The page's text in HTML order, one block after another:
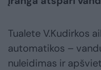
Tualete V.Kudirkos
automatikos –
nuleidimas ir